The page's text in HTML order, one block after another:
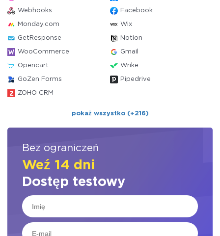
Webhooks Facebook
Monday.com Wix
GetResponse Notion
WooCommerce Gmail
Opencart Wrike
GoZen Forms Pipedrive
ZOHO CRM
pokaż wszystko (+216)
Bez ograniczeń
Weź 14 dni
Dostęp testowy